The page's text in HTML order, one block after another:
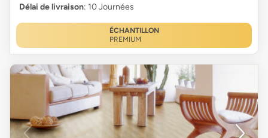
Délai de livraison: 10 Journées
ÉCHANTILLON
PREMIUM